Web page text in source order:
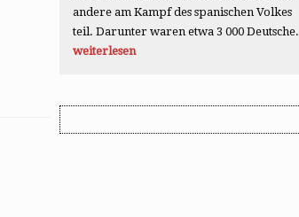
andere am Kampf des spanischen Volkes
teil. Darunter waren etwa 3 000 Deutsche.
weiterlesen